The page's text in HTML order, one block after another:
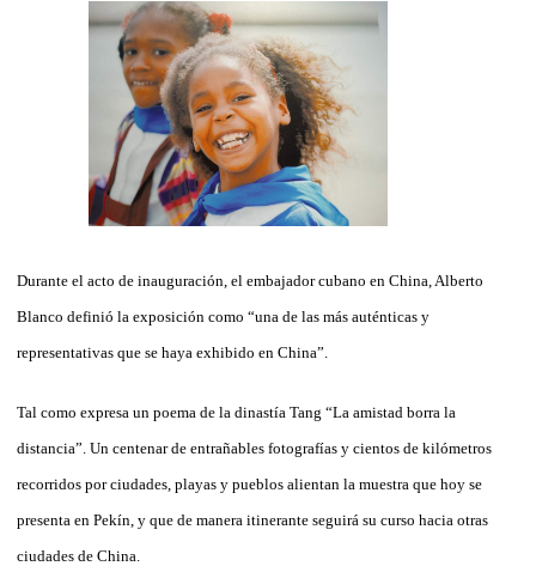
Durante el acto de inauguración, el embajador cubano en China, Alberto
Blanco definió la exposición como “una de las más auténticas y
representativas que se haya exhibido en China”.
Tal como expresa un poema de la dinastía Tang “La amistad borra la
distancia”. Un centenar de entrañables fotografías y cientos de kilómetros
recorridos por ciudades, playas y pueblos alientan la muestra que hoy se
presenta en Pekín, y que de manera itinerante seguirá su curso hacia otras
ciudades de China.